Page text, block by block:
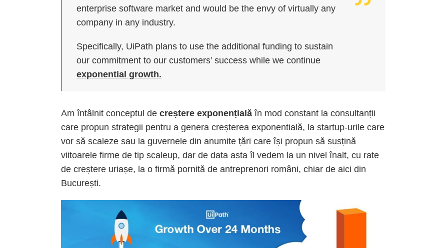
enterprise software market and would be the envy of virtually any
company in any industry.
Specifically, UiPath plans to use the additional funding to sustain
our commitment to our customers’ success while we continue
exponential growth.
Am întâlnit conceptul de creștere exponențială în mod constant la consultanții
care propun strategii pentru a genera creșterea exponentială, la startup-urile care
vor să scaleze sau la guvernele din anumite țări care își propun să susțină
viitoarele firme de tip scaleup, dar de data asta îl vedem la un nivel înalt, cu rate
de creștere uriașe, la o firmă pornită de antreprenori români, chiar de aici din
București.